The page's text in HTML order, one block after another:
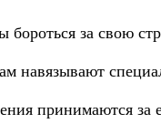
за свою
навязывают
принимаются за